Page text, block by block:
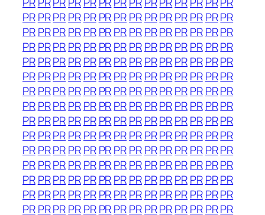
PRPRPRPRPR PRPRPRPRPRPRPR PRPR
PRPRPRPRPR PRPRPRPRPRPRPR PRPR
PRPRPRPRPR PRPRPRPRPRPRPR PRPR
PRPRPRPRPR PRPRPRPRPRPRPR PRPR
PRPRPRPRPR PRPRPRPRPRPRPR PRPR
PRPRPRPRPR PRPRPRPRPRPRPR PRPR
PRPRPRPRPR PRPRPRPRPRPRPR PRPR
PRPRPRPRPR PRPRPRPRPRPRPR PRPR
PRPRPRPRPR PRPRPRPRPRPRPR PRPR
PRPRPRPRPR PRPRPRPRPRPRPR PRPR
PRPRPRPRPR PRPRPRPRPRPRPR PRPR
PRPRPRPRPR PRPRPRPRPRPRPR PRPR
PRPRPRPRPR PRPRPRPRPRPRPR PRPR
PRPRPRPRPR PRPRPRPRPRPRPR PRPR